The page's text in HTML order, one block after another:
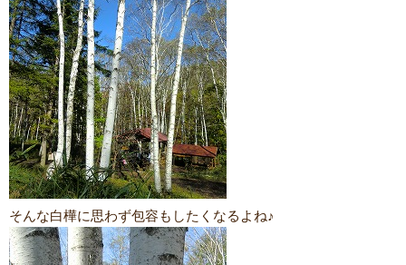
そんな白樺に思わず包容もしたくなるよね♪